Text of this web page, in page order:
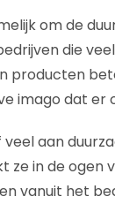
om de
die
producten
imago dat er
aan
ze in de ogen
vanuit het